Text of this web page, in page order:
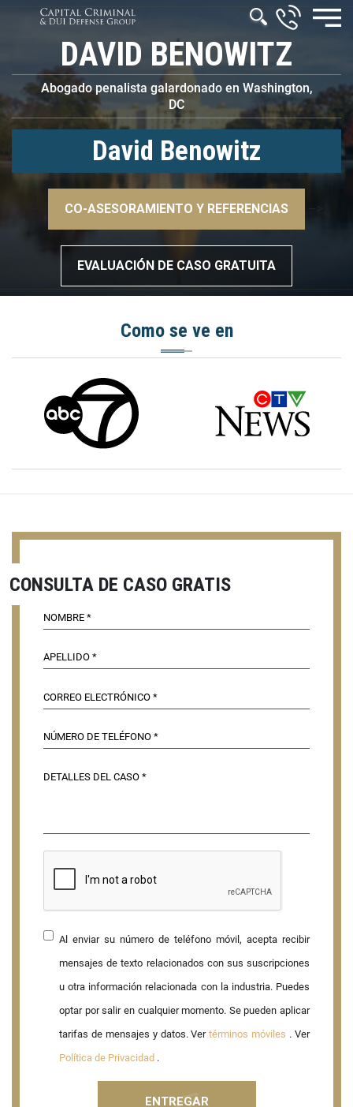
DAVID BENOWITZ
Abogado penalista galardonado en Washington,
DC
David Benowitz
CO-ASESORAMIENTO Y REFERENCIAS
EVALUACIÓN DE CASO GRATUITA
Como se ve en
CONSULTA DE CASO GRATIS
Al enviar su número de teléfono móvil, acepta recibir
mensajes de texto relacionados con sus suscripciones
u otra información relacionada con la industria. Puedes
optar por salir en cualquier momento. Se pueden aplicar
tarifas de mensajes y datos. Vertérminos móviles . Ver
Política de Privacidad .